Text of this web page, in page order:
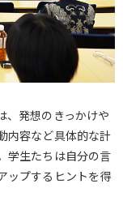
、発想のきっかけや
内容など具体的な計
学生たちは自分の言
ップするヒントを得